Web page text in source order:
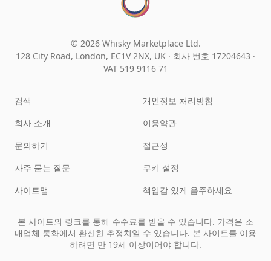
© 2026 Whisky Marketplace Ltd.
128 City Road, London, EC1V 2NX, UK · 회사 번호 17204643 ·
VAT 519 9116 71
검색
회사 소개
문의하기
자주 묻는 질문
사이트맵
개인정보 처리방침
이용약관
접근성
쿠키 설정
책임감 있게 음주하세요
본 사이트의 링크를 통해 수수료를 받을 수 있습니다. 가격은 소
매업체 통화에서 환산한 추정치일 수 있습니다. 본 사이트를 이용
하려면 만 19세 이상이어야 합니다.